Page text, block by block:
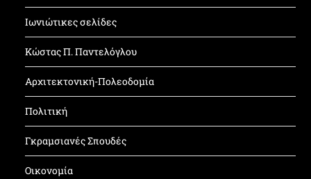
Ιωνιώτικες σελίδες
Κώστας Π. Παντελόγλου
Αρχιτεκτονική-Πολεοδομία
Πολιτική
Γκραμσιανές Σπουδές
Οικονομία